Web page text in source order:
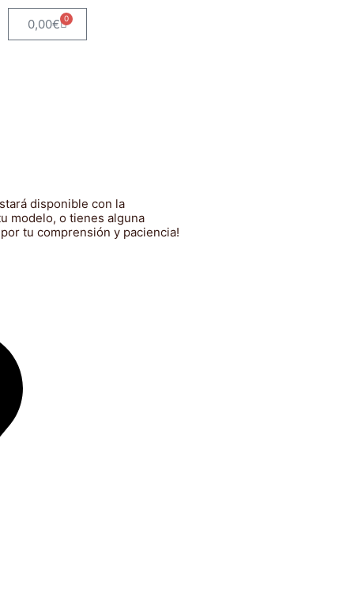
0,00€ 0
Carrito
disponible con la
modelo, o tienes alguna
tu comprensión y paciencia!